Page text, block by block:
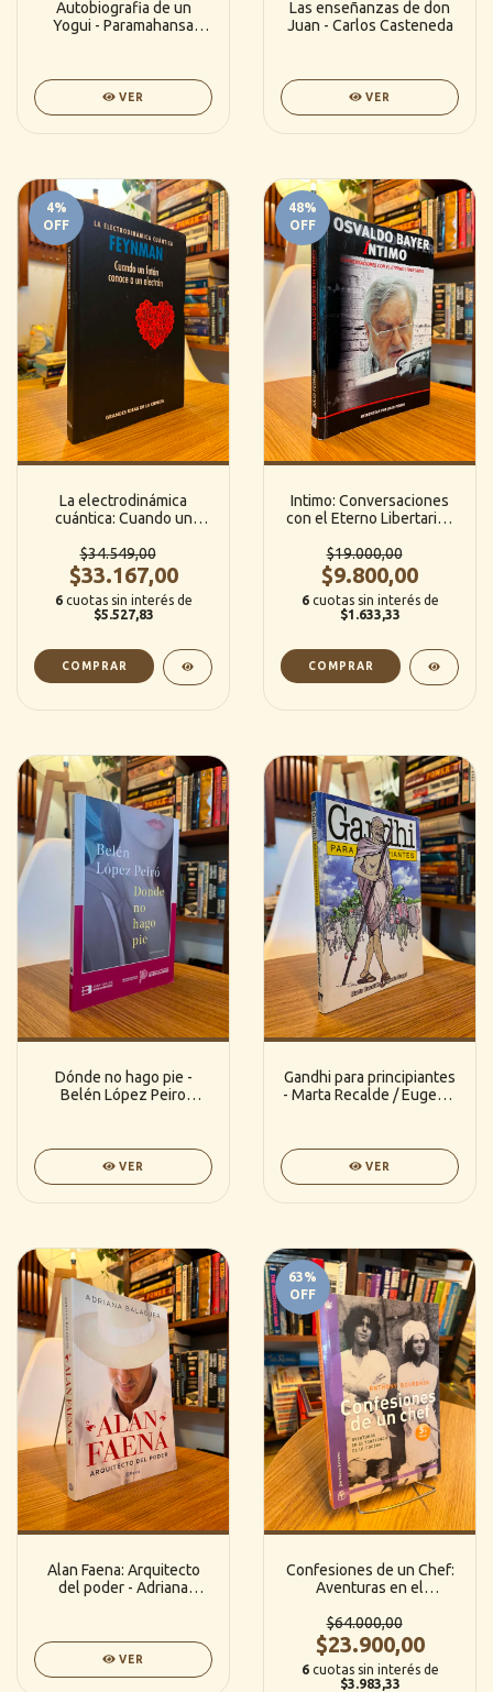
Autobiografia de un
Yogui - Paramahansa
VER
Las enseñanzas de don
Juan - Carlos Casteneda
VER
4%
OFF
La electrodinámica
cuántica: Cuando un
electrón- Feynman
$34.549,00
$33.167,00
6 cuotas sin interés de
$5.527,83
48%
OFF
Intimo: Conversaciones
con el Eterno Libertario -
Ferrer (Ed. Madres de
Plaza de Mayo)
$19.000,00
$9.800,00
6 cuotas sin interés de
$1.633,33
Dónde no hago pie -
Belén López Peiro
VER
Gandhi para principiantes
- Marta Recalde / Eugenio
VER
Alan Faena: Arquitecto
del poder - Adriana
VER
63%
OFF
Confesiones de un Chef:
Aventuras en el
Anthony Bourdain (RBA)
$64.000,00
$23.900,00
6 cuotas sin interés de
$3.983,33